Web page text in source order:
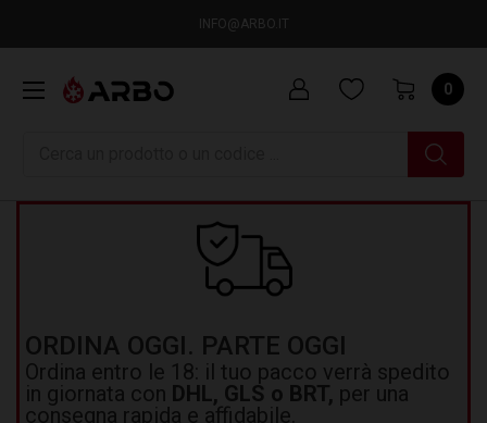
INFO@ARBO.IT
0
ORDINA OGGI. PARTE OGGI
Ordina entro le 18: il tuo pacco verrà spedito
in giornata con DHL, GLS o BRT, per una
consegna rapida e affidabile.